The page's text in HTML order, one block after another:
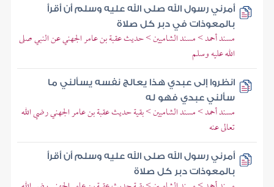
أمرني رسول الله صلى الله عليه وسلم أن أقرأ
بالمعوذات في دبر كل صلاة
مسند أحمد > مسند الشاميين > حديث عقبة بن عامر الجهني عن النبي صلى
الله عليه وسلم
انظروا إلى عبدي هذا يعالج نفسه يسألني ما
سألني عبدي فهو له
مسند أحمد > مسند الشاميين > بقية حديث عقبة بن عامر الجهني رضي الله
تعالى عنه
أمرني رسول الله صلى الله عليه وسلم أن أقرأ
بالمعوذات دبر كل صلاة